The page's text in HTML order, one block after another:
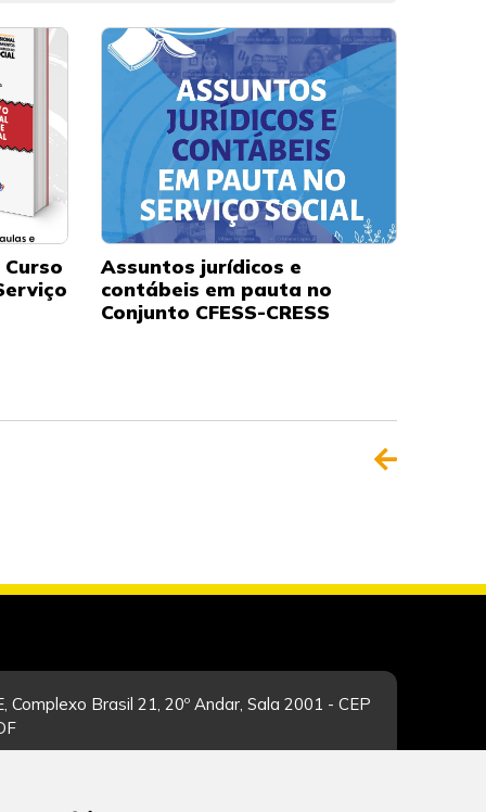
Assuntos jurídicos e
contábeis em pauta no
Conjunto CFESS-CRESS
Complexo Brasil 21, 20º Andar, Sala 2001 - CEP